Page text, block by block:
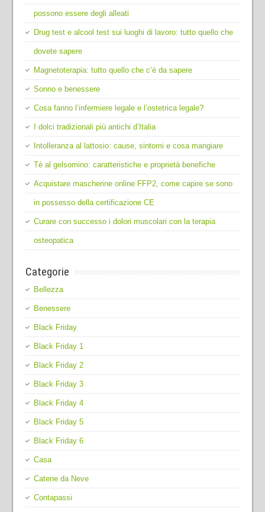
possono essere degli alleati
Drug test e alcool test sui luoghi di lavoro: tutto quello che
dovete sapere
Magnetoterapia: tutto quello che c’è da sapere
Sonno e benessere
Cosa fanno l’infermiere legale e l’ostetrica legale?
I dolci tradizionali più antichi d’Italia
Intolleranza al lattosio: cause, sintomi e cosa mangiare
Tè al gelsomino: caratteristiche e proprietà benefiche
Acquistare mascherine online FFP2, come capire se sono
in possesso della certificazione CE
Curare con successo i dolori muscolari con la terapia
osteopatica
Categorie
Bellezza
Benessere
Black Friday
Black Friday 1
Black Friday 2
Black Friday 3
Black Friday 4
Black Friday 5
Black Friday 6
Casa
Catene da Neve
Contapassi